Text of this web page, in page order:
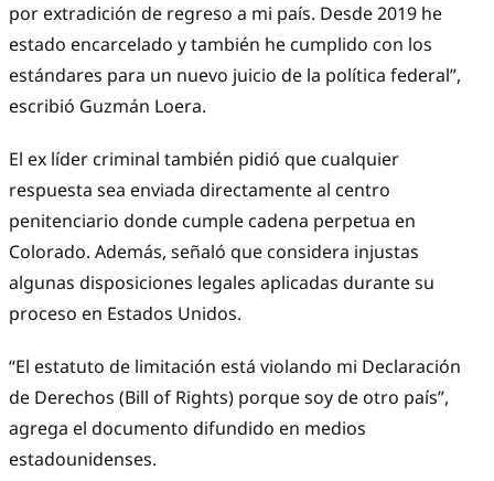
por extradición de regreso a mi país. Desde 2019 he
estado encarcelado y también he cumplido con los
estándares para un nuevo juicio de la política federal”,
escribió Guzmán Loera.
El ex líder criminal también pidió que cualquier
respuesta sea enviada directamente al centro
penitenciario donde cumple cadena perpetua en
Colorado. Además, señaló que considera injustas
algunas disposiciones legales aplicadas durante su
proceso en Estados Unidos.
“El estatuto de limitación está violando mi Declaración
de Derechos (Bill of Rights) porque soy de otro país”,
agrega el documento difundido en medios
estadounidenses.